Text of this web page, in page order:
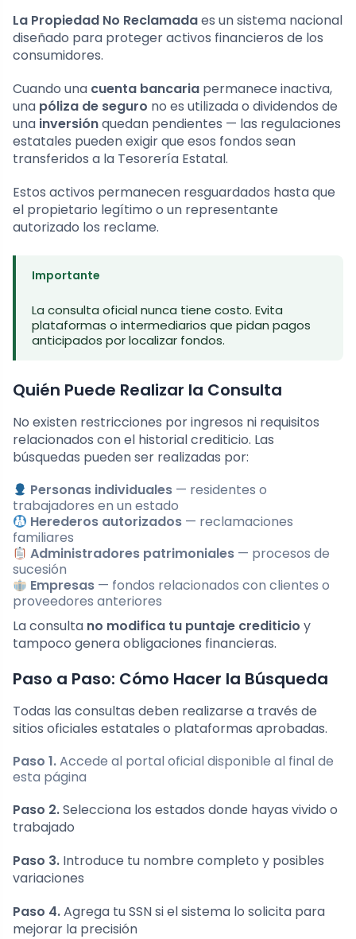
La Propiedad No Reclamadaes un sistema nacional
diseñado para proteger activos financieros de los
consumidores.
Cuando una cuenta bancaria permanece inactiva,
una póliza de seguro no es utilizada o dividendos de
una inversiónquedan pendientes — las regulaciones
estatales pueden exigir que esos fondos sean
transferidos a la Tesorería Estatal.
Estos activos permanecen resguardados hasta que
el propietario legítimo o un representante
autorizado los reclame.
Importante
La consulta oficial nunca tiene costo. Evita
plataformas o intermediarios que pidan pagos
anticipados por localizar fondos.
Quién Puede Realizar la Consulta
No existen restricciones por ingresos ni requisitos
relacionados con el historial crediticio. Las
búsquedas pueden ser realizadas por:
Personas individuales — residentes o
trabajadores en un estado
Herederos autorizados — reclamaciones
familiares
Administradores patrimoniales — procesos de
sucesión
Empresas — fondos relacionados con clientes o
proveedores anteriores
La consulta no modifica tu puntaje crediticio y
tampoco genera obligaciones financieras.
Paso a Paso: Cómo Hacer la Búsqueda
Todas las consultas deben realizarse a través de
sitios oficiales estatales o plataformas aprobadas.
Paso 1.Accede al portal oficial disponible al final de
esta página
Paso 2.Selecciona los estados donde hayas vivido o
trabajado
Paso 3. Introduce tu nombre completo y posibles
variaciones
Paso 4.Agrega tu SSN si el sistema lo solicita para
mejorar la precisión